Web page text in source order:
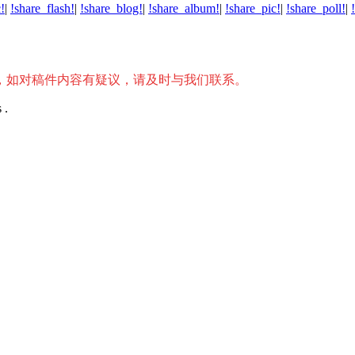
| !share_flash!| !share_blog!| !share_album!| !share_pic!| !share_poll!|
对稿件内容有疑议，请及时与我们联系。
.